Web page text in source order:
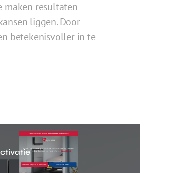
maken resultaten
liggen. Door
betekenisvoller in te